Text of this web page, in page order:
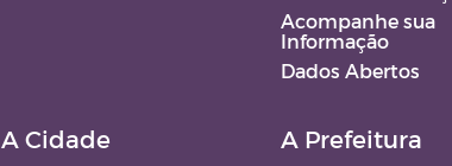
Acompanhe sua
Informação
Dados Abertos
A Cidade A Prefeitura